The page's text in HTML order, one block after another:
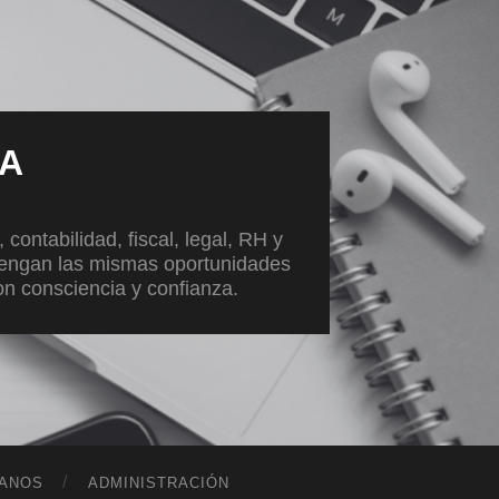
contabilidad, fiscal, legal, RH y
las mismas oportunidades
consciencia y confianza.
ADMINISTRACIÓN